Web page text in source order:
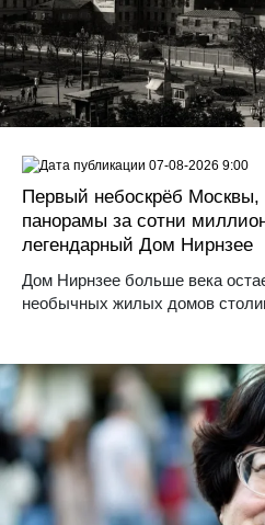
Первый небоскрёб Москвы,
панорамы за сотни
легендарный Дом Нирнзее
Дом Нирнзее больше века
необычных жилых домов
07-08-2026 9:00